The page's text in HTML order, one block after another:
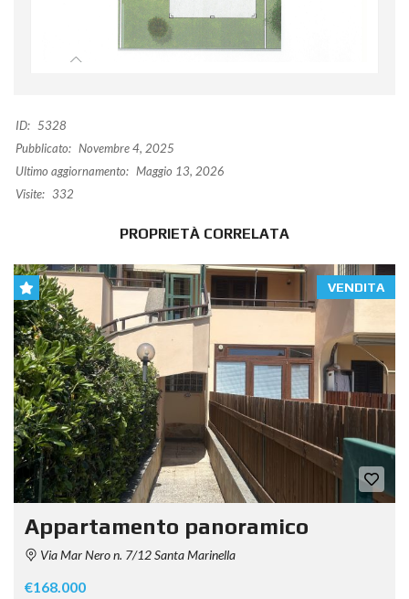
ID: 5328
Pubblicato: Novembre 4, 2025
Ultimo aggiornamento: Maggio 13, 2026
Visite: 332
PROPRIETÀ CORRELATA
VENDITA
Appartamento panoramico
Via Mar Nero n. 7/12 Santa Marinella
€168.000